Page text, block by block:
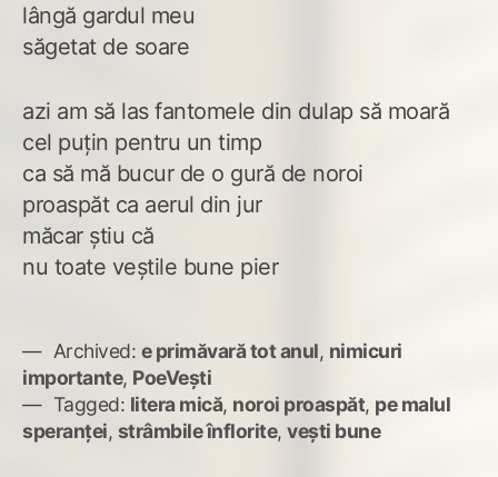
lângă gardul meu
săgetat de soare
azi am să las fantomele din dulap să moară
cel puțin pentru un timp
ca să mă bucur de o gură de noroi
proaspăt ca aerul din jur
măcar știu că
nu toate veștile bune pier
Archived: e primăvară tot anul, nimicuri
importante, PoeVești
Tagged: litera mică, noroi proaspăt, pe malul
speranței, strâmbile înflorite, vești bune